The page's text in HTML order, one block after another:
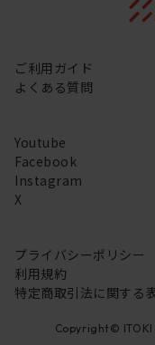
ご利用ガイド
よくある質問
Youtube
Facebook
Instagram
X
プライバシーポリシー
利用規約
特定商取引法に関する
Copyright© ITOKI